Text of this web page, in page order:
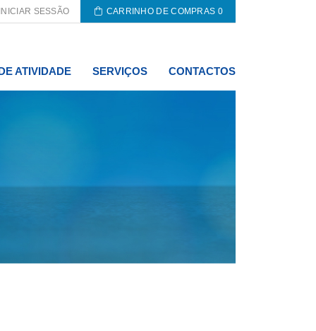
SESSÃO CARRINHO DE COMPRAS 0
ATIVIDADE SERVIÇOS CONTACTOS